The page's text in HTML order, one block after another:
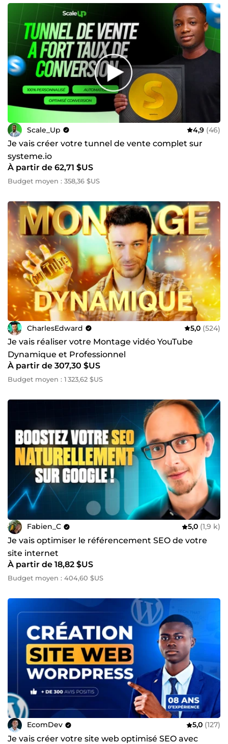
Scale_Up 4,9 (46)
Je vais créer votre tunnel de vente complet sur
systeme.io
À partir de 62,71 $US
Budget moyen : 358,36 $US
CharlesEdward 5,0 (524)
Je vais réaliser votre Montage vidéo YouTube
Dynamique et Professionnel
À partir de 307,30 $US
Budget moyen : 1 323,62 $US
Fabien_C 5,0 (1,9 k)
Je vais optimiser le référencement SEO de votre
site internet
À partir de 18,82 $US
Budget moyen : 404,60 $US
EcomDev 5,0 (127)
Je vais créer votre site web optimisé SEO avec